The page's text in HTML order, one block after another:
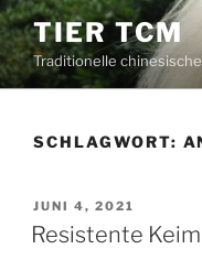
Zum
Inhalt
springen
TIER TCM
Traditionelle
SCHLAGWORT:
VERÖFFENTLICHT
AM
JUNI 4, 2021
Resistente